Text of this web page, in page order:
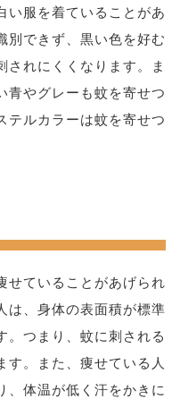
い服を着ていることがあ
別できず、黒い色を好む
されにくくなります。ま
青やグレーも蚊を寄せつ
テルカラーは蚊を寄せつ
せていることがあげられ
は、身体の表面積が標準
。つまり、蚊に刺される
す。また、痩せている人
、体温が低く汗をかきに